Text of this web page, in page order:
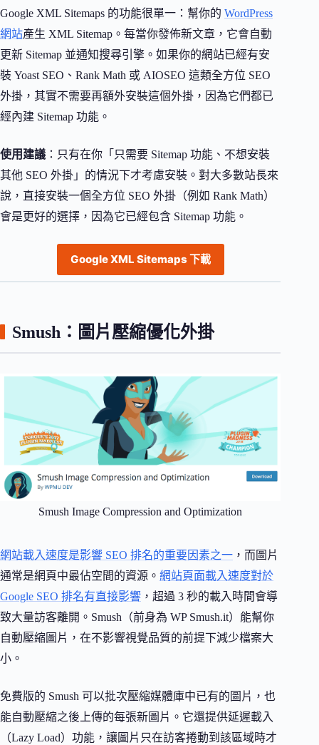
Google XML Sitemaps 的功能很單一：幫你的 WordPress
網站產生 XML Sitemap。每當你發佈新文章，它會自動
更新 Sitemap 並通知搜尋引擎。如果你的網站已經有安
裝 Yoast SEO、Rank Math 或 AIOSEO 這類全方位 SEO
外掛，其實不需要再額外安裝這個外掛，因為它們都已
經內建 Sitemap 功能。
使用建議 ：只有在你「只需要 Sitemap 功能、不想安裝
其他 SEO 外掛」的情況下才考慮安裝。對大多數站長來
說，直接安裝一個全方位 SEO 外掛（例如 Rank Math）
會是更好的選擇，因為它已經包含 Sitemap 功能。
Google XML Sitemaps 下載
Smush：圖片壓縮優化外掛
Smush Image Compression and Optimization
網站載入速度是影響 SEO 排名的重要因素之一 ，而圖片
通常是網頁中最佔空間的資源。 網站頁面載入速度對於
Google SEO 排名有直接影響 ，超過 3 秒的載入時間會導
致大量訪客離開。Smush（前身為 WP Smush.it）能幫你
自動壓縮圖片，在不影響視覺品質的前提下減少檔案大
小。
免費版的 Smush 可以批次壓縮媒體庫中已有的圖片，也
能自動壓縮之後上傳的每張新圖片。它還提供延遲載入
（Lazy Load）功能，讓圖片只在訪客捲動到該區域時才